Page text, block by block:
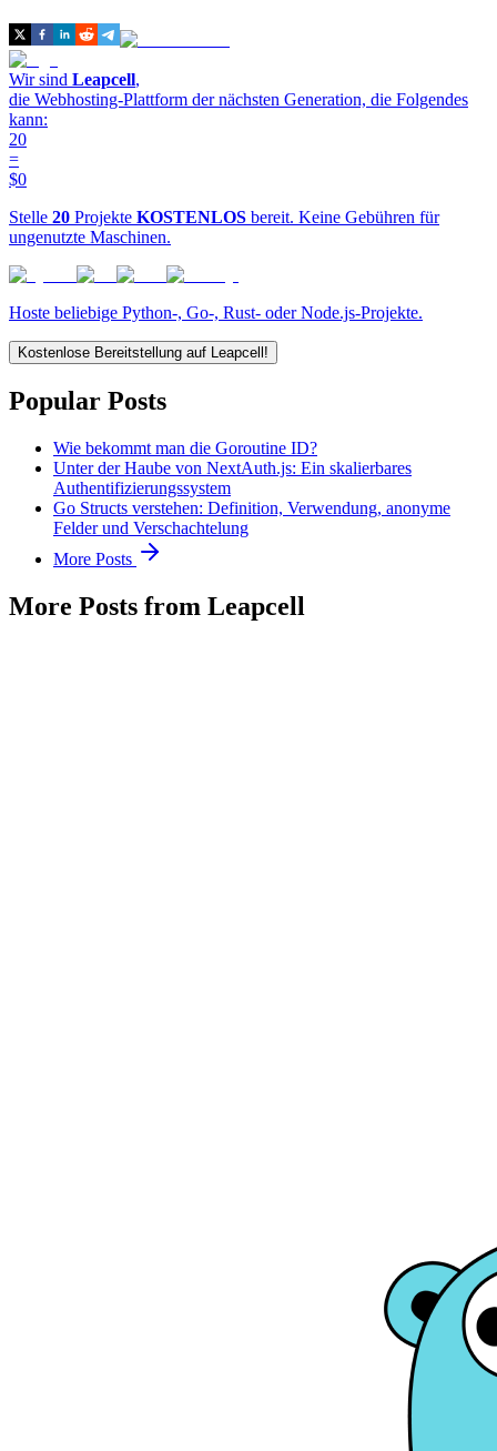
Wir sind Leapcell,
die Webhosting-Plattform der nächsten Generation, die Folgendes
kann:
20
=
$0
Stelle 20 Projekte KOSTENLOS bereit. Keine Gebühren für
ungenutzte Maschinen.
Hoste beliebige Python-, Go-, Rust- oder Node.js-Projekte.
Kostenlose Bereitstellung auf Leapcell!
Popular Posts
Wie bekommt man die Goroutine ID?
Unter der Haube von NextAuth.js: Ein skalierbares
Authentifizierungssystem
Go Structs verstehen: Definition, Verwendung, anonyme
Felder und Verschachtelung
More Posts
More Posts from Leapcell